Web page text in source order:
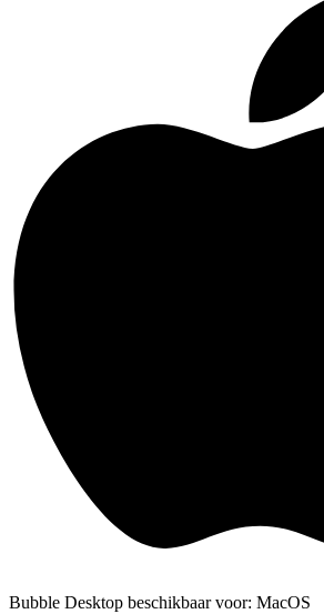
Bubble Desktop beschikbaar voor: MacOS